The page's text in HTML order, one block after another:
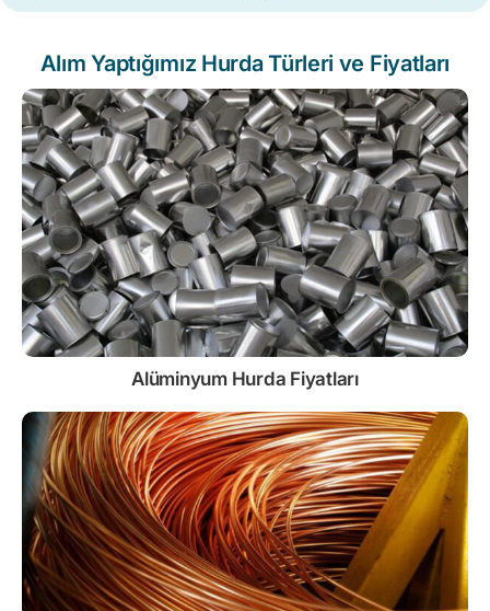
Alım Yaptığımız Hurda Türleri ve Fiyatları
Alüminyum Hurda Fiyatları